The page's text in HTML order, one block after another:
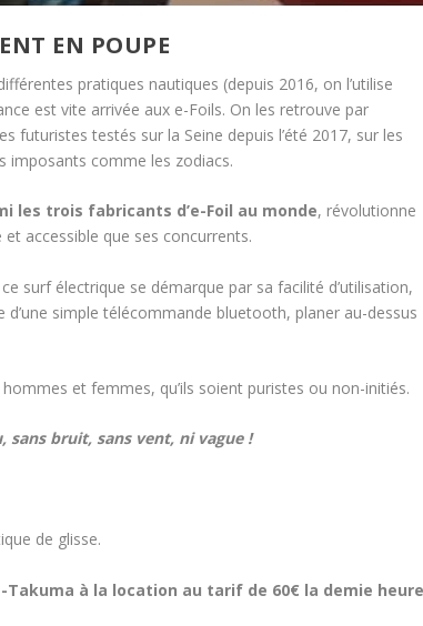
EN POUPE
pratiques nautiques (depuis 2016, on l’utilise
est vite arrivée aux e-Foils. On les retrouve par
futuristes testés sur la Seine depuis l’été 2017, sur les
imposants comme les zodiacs.
les trois fabricants d’e-Foil au monde, révolutionne
et accessible que ses concurrents.
surf électrique se démarque par sa facilité d’utilisation,
d’une simple télécommande bluetooth, planer au-dessus
et femmes, qu’ils soient puristes ou non-initiés.
sans bruit, sans vent, ni vague !
de glisse.
à la location au tarif de 60€ la demie